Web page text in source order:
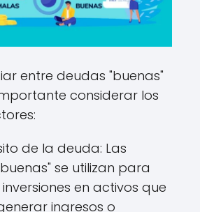
entre deudas "buenas"
considerar los
de la deuda: Las
se utilizan para
en activos que
ingresos o